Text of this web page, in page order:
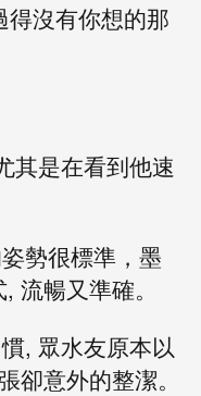
得沒有你想的那
其是在看到他速
勢很標準，墨
流暢又準確。
, 眾水友原本以
卻意外的整潔。